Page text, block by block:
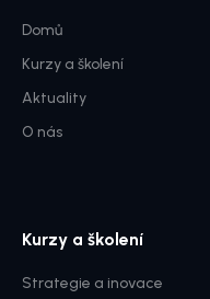
Domů
Kurzy a školení
Aktuality
O nás
Kurzy a školení
Strategie a inovace